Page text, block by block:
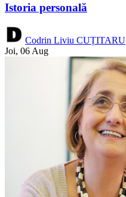
Istoria personală
Codrin Liviu CUȚITARU
Joi, 06 Aug